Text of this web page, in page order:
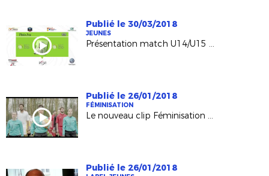
Publié le 30/03/2018
JEUNES
Présentation match U14/U15 28 mars 2018
Publié le 26/01/2018
FÉMINISATION
Le nouveau clip Féminisation de la FFF !
Publié le 26/01/2018